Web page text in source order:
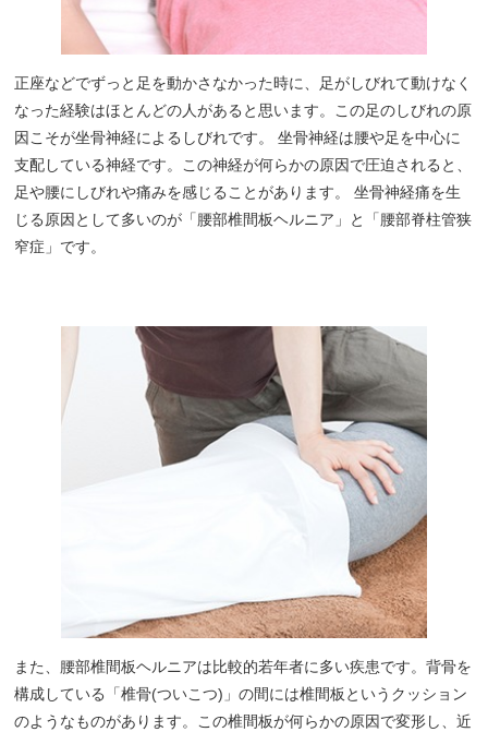
猫背矯正・姿勢改善
自律神経失調症
症例
求人
当院のアプリができました！
ご予約はこちらからも受け付けており
ます！
正座などでずっと足を動かさなかった時に、足がしびれて動けなく
なった経験はほとんどの人があると思います。この足のしびれの原
因こそが坐骨神経によるしびれです。 坐骨神経は腰や足を中心に
支配している神経です。この神経が何らかの原因で圧迫されると、
足や腰にしびれや痛みを感じることがあります。 坐骨神経痛を生
じる原因として多いのが「腰部椎間板ヘルニア」と「腰部脊柱管狭
窄症」です。
また、腰部椎間板ヘルニアは比較的若年者に多い疾患です。背骨を
構成している「椎骨(ついこつ)」の間には椎間板というクッション
のようなものがあります。この椎間板が何らかの原因で変形し、近